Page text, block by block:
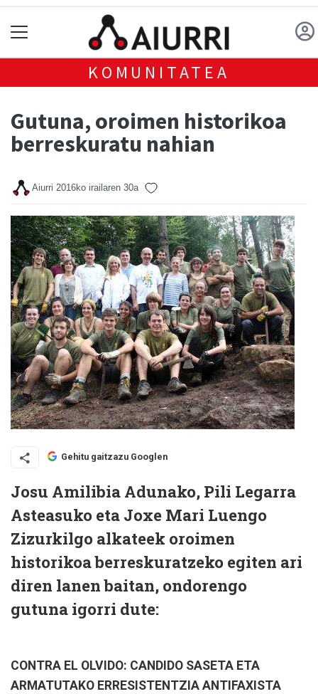
KOMUNITATEA
Gutuna, oroimen historikoa
berreskuratu nahian
Aiurri 2016ko irailaren 30a
Gehitu gaitzazu Googlen
Josu Amilibia Adunako, Pili Legarra
Asteasuko eta Joxe Mari Luengo
Zizurkilgo alkateek oroimen
historikoa berreskuratzeko egiten ari
diren lanen baitan, ondorengo
gutuna igorri dute:
CONTRA EL OLVIDO: CANDIDO SASETA ETA
ARMATUTAKO ERRESISTENTZIA ANTIFAXISTA